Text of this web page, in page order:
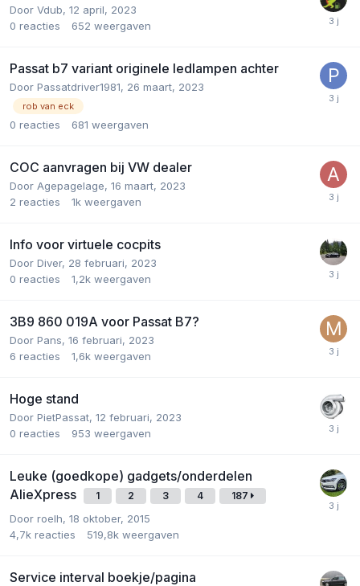
Door Vdub, 12 april, 2023
0 reacties 652 weergaven
Passat b7 variant originele ledlampen achter
Door Passatdriver1981, 26 maart, 2023
rob van eck
0 reacties 681 weergaven
COC aanvragen bij VW dealer
Door Agepagelage, 16 maart, 2023
2 reacties 1k weergaven
Info voor virtuele cocpits
Door Diver, 28 februari, 2023
0 reacties 1,2k weergaven
3B9 860 019A voor Passat B7?
Door Pans, 16 februari, 2023
6 reacties 1,6k weergaven
Hoge stand
Door PietPassat, 12 februari, 2023
0 reacties 953 weergaven
Leuke (goedkope) gadgets/onderdelen
AlieXpress
1 2 3 4 187
Door roelh, 18 oktober, 2015
4,7k reacties 519,8k weergaven
Service interval boekje/pagina